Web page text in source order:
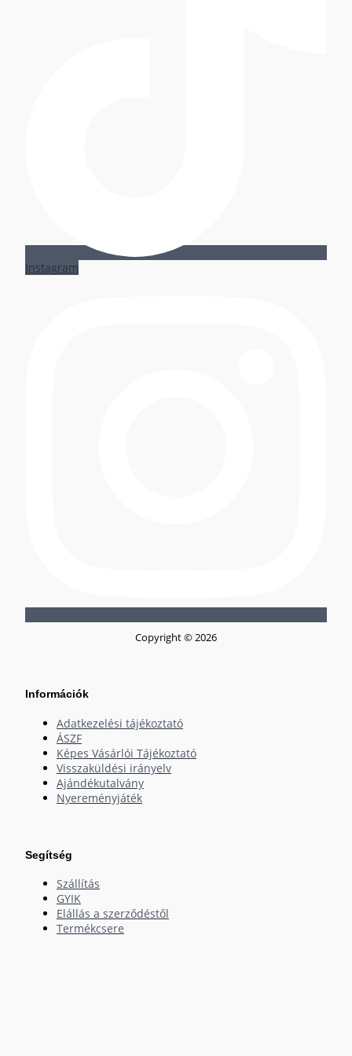
Instagram
Copyright © 2026
Információk
Adatkezelési tájékoztató
ÁSZF
Képes Vásárlói Tájékoztató
Visszaküldési irányelv
Ajándékutalvány
Nyereményjáték
Segítség
Szállítás
GYIK
Elállás a szerződéstől
Termékcsere